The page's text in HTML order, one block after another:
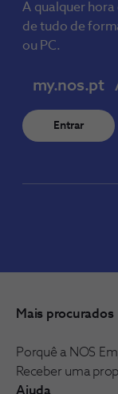
A qualquer
de tudo de
ou PC.
my.nos.pt
Entrar
Mais procurados
Porquê a NOS
Receber uma
Ajuda